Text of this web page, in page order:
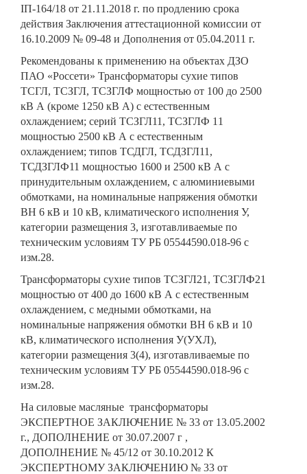
IП-164/18 от 21.11.2018 г. по продлению срока
действия Заключения аттестационной комиссии от
16.10.2009 № 09-48 и Дополнения от 05.04.2011 г.
Рекомендованы к применению на объектах ДЗО
ПАО «Россети» Трансформаторы сухие типов
ТСГЛ, ТСЗГЛ, ТСЗГЛФ мощностью от 100 до 2500
кВ А (кроме 1250 кВ А) с естественным
охлаждением; серий ТСЗГЛ11, ТСЗГЛФ 11
мощностью 2500 кВ А с естественным
охлаждением; типов ТСДГЛ, ТСДЗГЛ11,
ТСДЗГЛФ11 мощностью 1600 и 2500 кВ А с
принудительным охлаждением, с алюминиевыми
обмотками, на номинальные напряжения обмотки
ВН 6 кВ и 10 кВ, климатического исполнения У,
категории размещения 3, изготавливаемые по
техническим условиям ТУ РБ 05544590.018-96 с
изм.28.
Трансформаторы сухие типов ТСЗГЛ21, ТСЗГЛФ21
мощностью от 400 до 1600 кВ А с естественным
охлаждением, с медными обмотками, на
номинальные напряжения обмотки ВН 6 кВ и 10
кВ, климатического исполнения У(УХЛ),
категории размещения 3(4), изготавливаемые по
техническим условиям ТУ РБ 05544590.018-96 с
изм.28.
На силовые масляные трансформаторы
ЭКСПЕРТНОЕ ЗАКЛЮЧЕНИЕ № 33 от 13.05.2002
г., ДОПОЛНЕНИЕ от 30.07.2007 г ,
ДОПОЛНЕНИЕ № 45/12 от 30.10.2012 К
ЭКСПЕРТНОМУ ЗАКЛЮЧЕНИЮ № 33 от